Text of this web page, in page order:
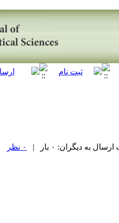
به دیگران: ۰ بار | ۰ نظر